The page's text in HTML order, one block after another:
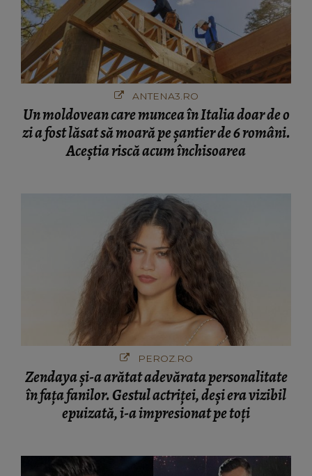
ANTENA3.RO
Un moldovean care muncea în Italia doar de o
zi a fost lăsat să moară pe şantier de 6 români.
Aceștia riscă acum închisoarea
PEROZ.RO
Zendaya și-a arătat adevărata personalitate
în fața fanilor. Gestul actriței, deși era vizibil
epuizată, i-a impresionat pe toți